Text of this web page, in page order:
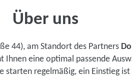
Über uns
44), am Standort des Partners
eine optimal passende
regelmäßig, ein Einstieg